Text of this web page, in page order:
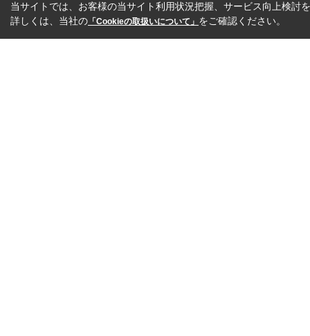
当サイトでは、お客様の当サイト利用状況把握、サービス向上検討
詳しくは、当社の 「Cookieの取扱いについて」 をご確認ください。